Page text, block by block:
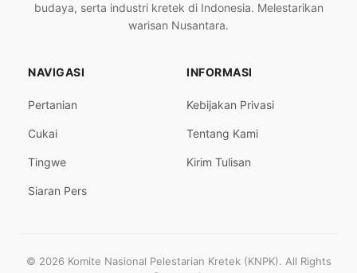
budaya, serta industri kretek di Indonesia. Melestarikan
warisan Nusantara.
NAVIGASI
Pertanian
Cukai
Tingwe
Siaran Pers
INFORMASI
Kebijakan Privasi
Tentang Kami
Kirim Tulisan
© 2026 Komite Nasional Pelestarian Kretek (KNPK). All Rights